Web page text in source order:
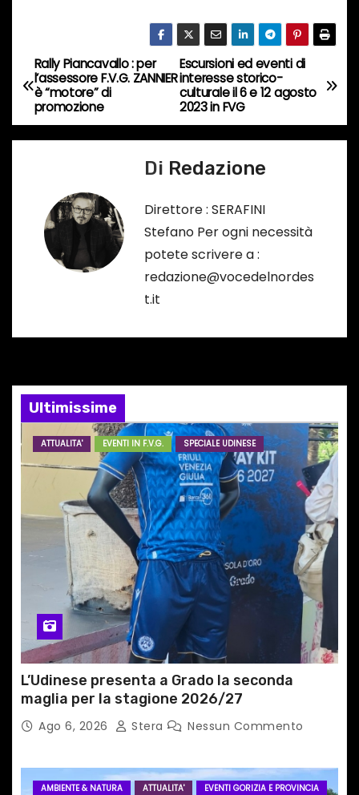
r
s
o
…
N
a
v
o
e
a
r
t
l
i
Escursioni ed eventi di
interesse storico-
culturale il 6 e 12 agosto
2023 in FVG
Rally Piancavallo : per
l’assessore F.V.G. ZANNIER
è “motore” di
promozione
Di Redazione
Direttore : SERAFINI
Stefano Per ogni necessità
potete scrivere a :
redazione@vocedelnordes
t.it
Ultimissime
ATTUALITA' EVENTI IN F.V.G. SPECIALE UDINESE
L’Udinese presenta a Grado la seconda
maglia per la stagione 2026/27
Ago 6, 2026 Stera Nessun Commento
AMBIENTE & NATURA ATTUALITA' EVENTI GORIZIA E PROVINCIA